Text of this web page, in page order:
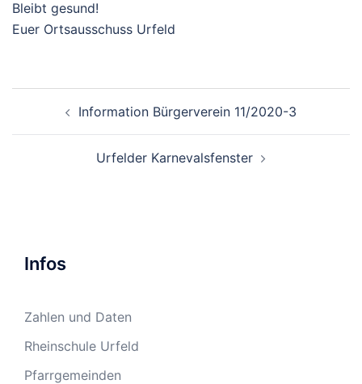
Bleibt gesund!
Euer Ortsausschuss Urfeld
Information Bürgerverein 11/2020-3
Urfelder Karnevalsfenster
Infos
Zahlen und Daten
Rheinschule Urfeld
Pfarrgemeinden